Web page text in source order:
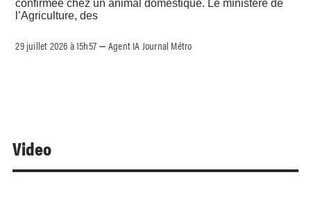
confirmée chez un animal domestique. Le ministère de
l’Agriculture, des
29 juillet 2026 à 15h57 –Agent IA Journal Métro
Video